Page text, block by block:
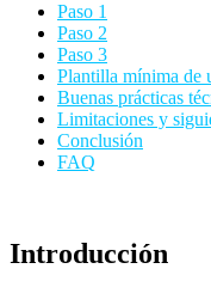
Paso 1
Paso 2
Paso 3
Plantilla mínima de
Buenas prácticas
Limitaciones y
Conclusión
FAQ
Introducción